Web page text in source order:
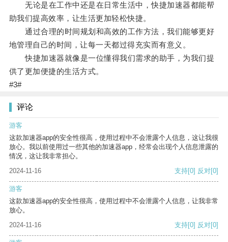
无论是在工作中还是在日常生活中，快捷加速器都能帮
助我们提高效率，让生活更加轻松快捷。
通过合理的时间规划和高效的工作方法，我们能够更好
地管理自己的时间，让每一天都过得充实而有意义。
快捷加速器就像是一位懂得我们需求的助手，为我们提
供了更加便捷的生活方式。
#3#
评论
游客
这款加速器app的安全性很高，使用过程中不会泄露个人信息，这让我很
放心。我以前使用过一些其他的加速器app，经常会出现个人信息泄露的
情况，这让我非常担心。
2024-11-16
支持[0] 反对[0]
游客
这款加速器app的安全性很高，使用过程中不会泄露个人信息，让我非常
放心。
2024-11-16
支持[0] 反对[0]